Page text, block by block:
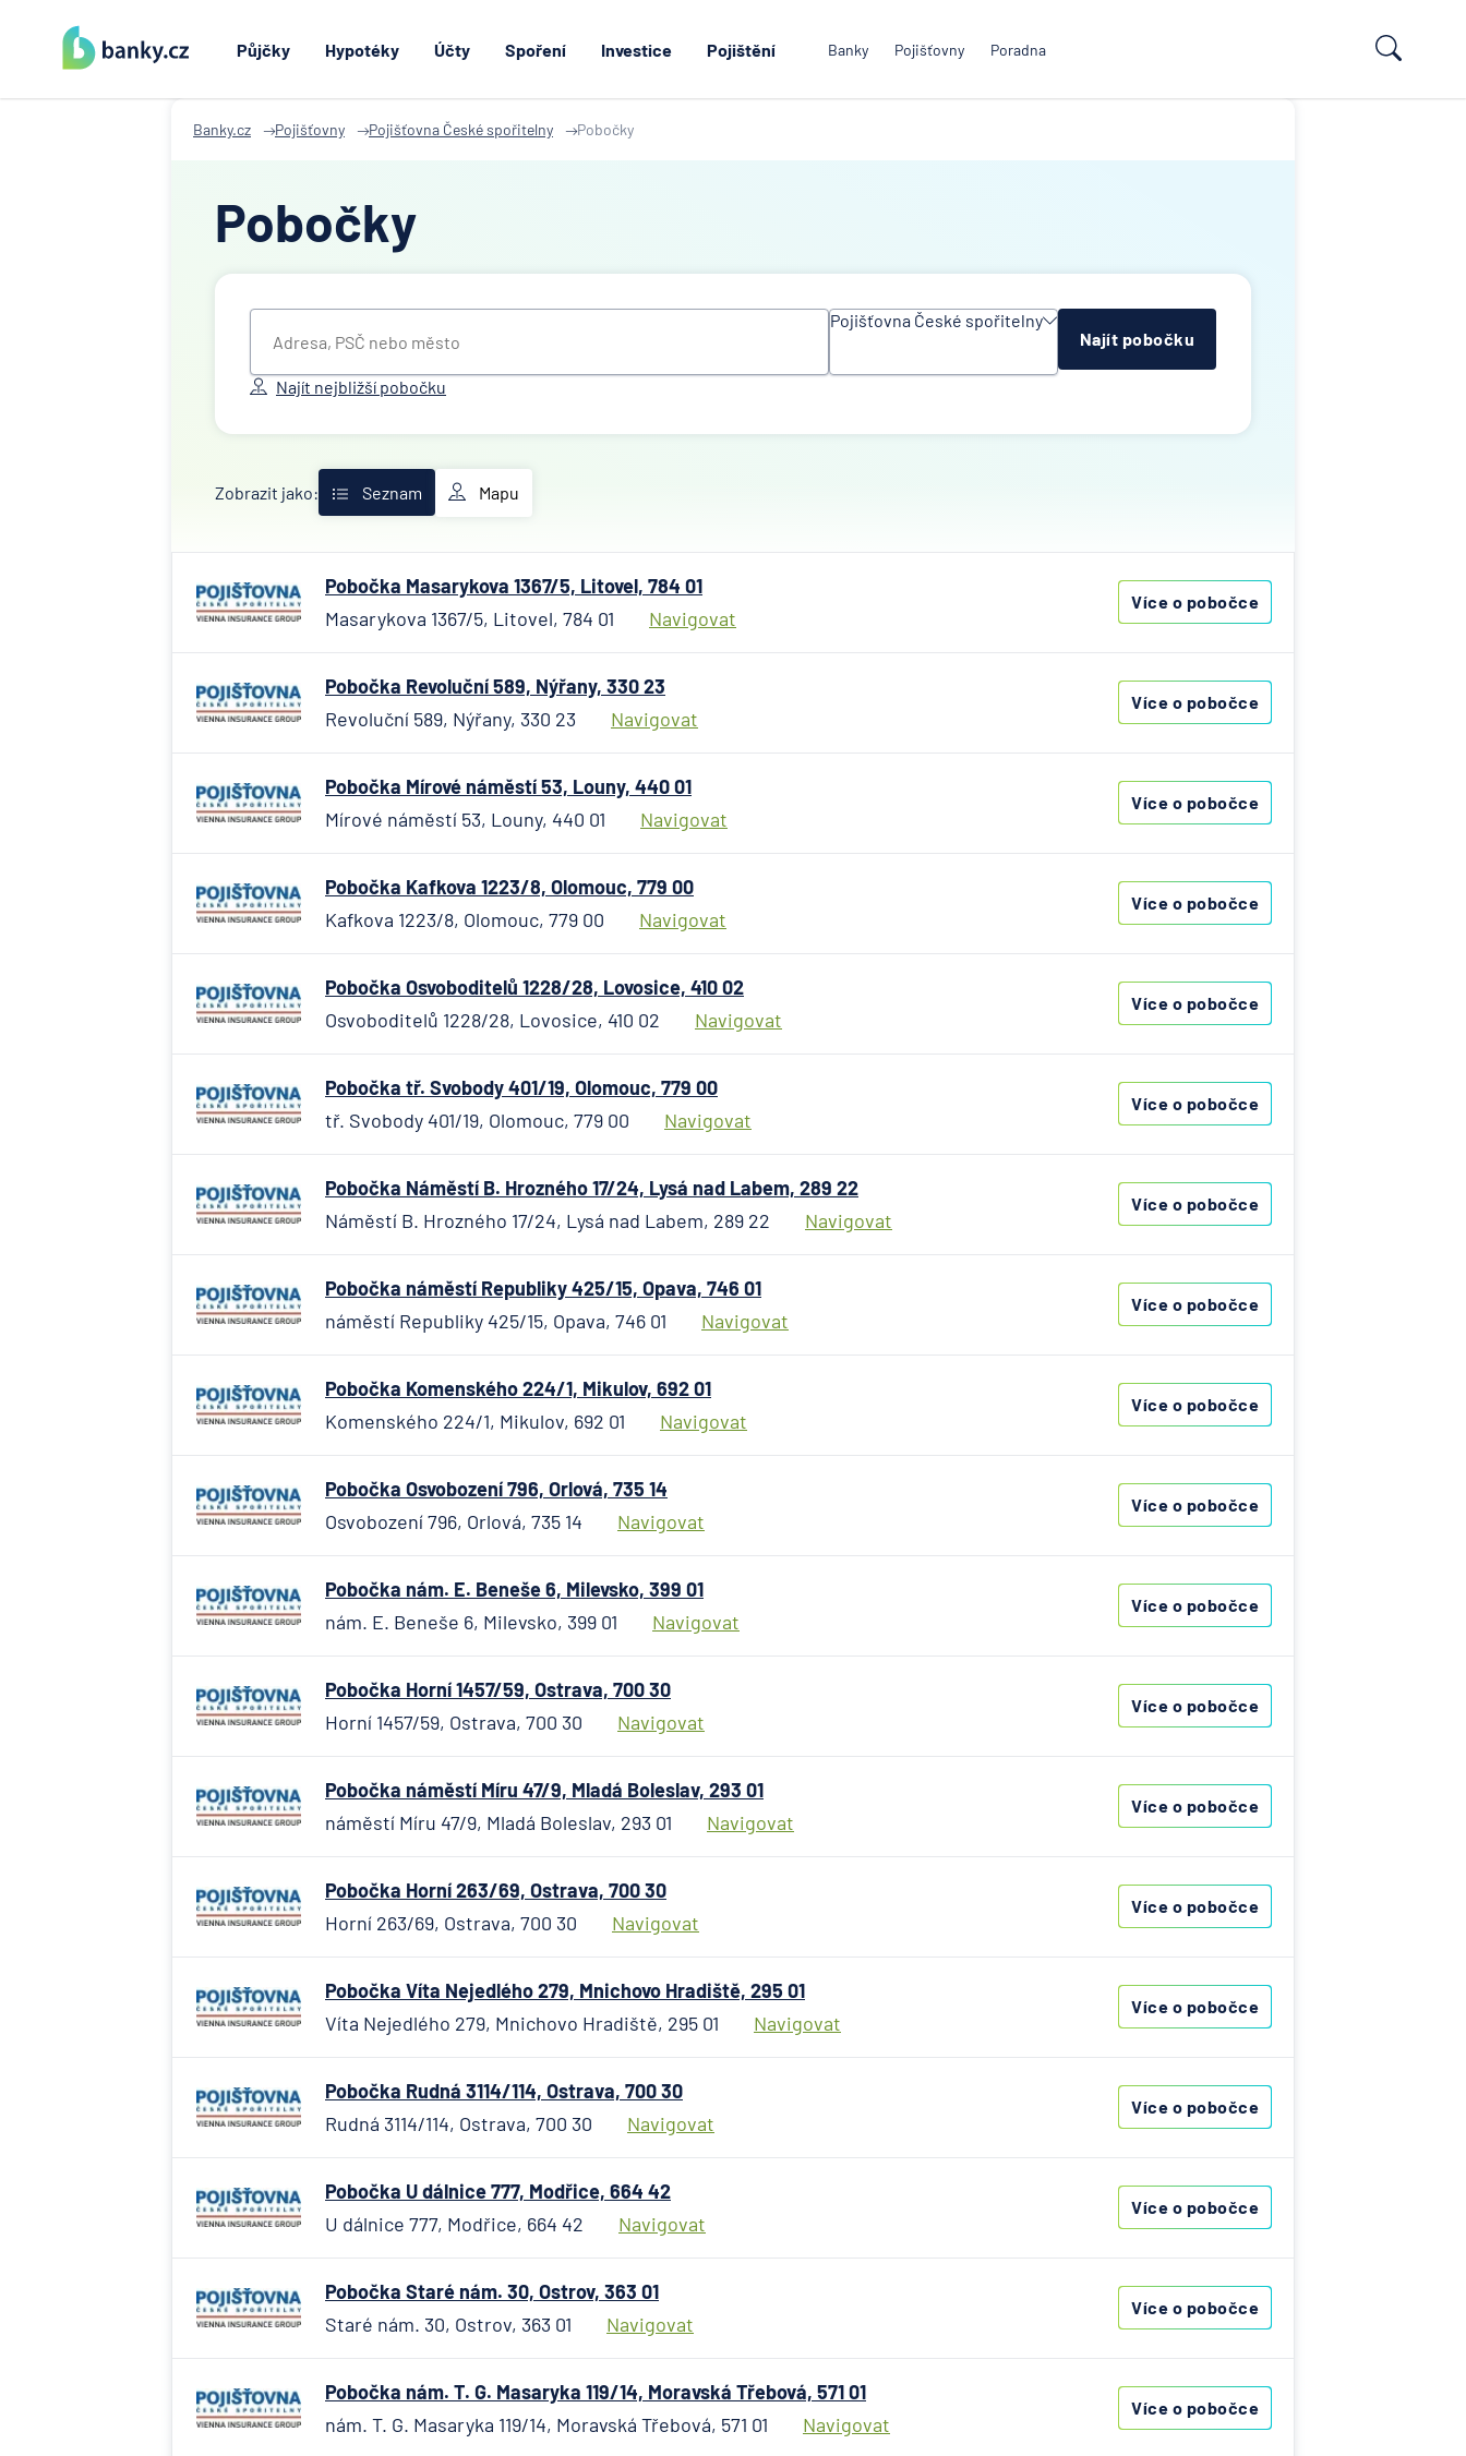
Půjčky Hypotéky Účty Spoření Investice Pojištění Banky Pojišťovny Poradna
Banky.cz Pojišťovny Pojišťovna České spořitelny Pobočky
Pobočky
Pojišťovna České spořitelny
ACE European Group
Air Bank
AWP P&C Česká
Banka Creditas
Česká spořitelna
Československá
Aktiengesellschaft
společnost
ČSOB Pojišťovna
ČSOB Poštovní
pobočka ERGO
Direct pojišťovna
HSBC Bank plc -
Národní rozvojová
NN Životná poisťovňa
Oberbank AG
Najít pobočku
Najít nejbližší pobočku
Zobrazit jako: Seznam Mapu
Pobočka Masarykova 1367/5, Litovel, 784 01
Masarykova 1367/5, Litovel, 784 01
Navigovat
Více o pobočce
Pobočka Revoluční 589, Nýřany, 330 23
Revoluční 589, Nýřany, 330 23
Navigovat
Více o pobočce
Pobočka Mírové náměstí 53, Louny, 440 01
Mírové náměstí 53, Louny, 440 01
Navigovat
Více o pobočce
Pobočka Kafkova 1223/8, Olomouc, 779 00
Kafkova 1223/8, Olomouc, 779 00
Navigovat
Více o pobočce
Pobočka Osvoboditelů 1228/28, Lovosice, 410 02
Osvoboditelů 1228/28, Lovosice, 410 02
Navigovat
Více o pobočce
Pobočka tř. Svobody 401/19, Olomouc, 779 00
tř. Svobody 401/19, Olomouc, 779 00
Navigovat
Více o pobočce
Pobočka Náměstí B. Hrozného 17/24, Lysá nad Labem, 289 22
Náměstí B. Hrozného 17/24, Lysá nad Labem, 289 22
Navigovat
Více o pobočce
Pobočka náměstí Republiky 425/15, Opava, 746 01
náměstí Republiky 425/15, Opava, 746 01
Navigovat
Více o pobočce
Pobočka Komenského 224/1, Mikulov, 692 01
Komenského 224/1, Mikulov, 692 01
Navigovat
Více o pobočce
Pobočka Osvobození 796, Orlová, 735 14
Osvobození 796, Orlová, 735 14
Navigovat
Více o pobočce
Pobočka nám. E. Beneše 6, Milevsko, 399 01
nám. E. Beneše 6, Milevsko, 399 01
Navigovat
Více o pobočce
Pobočka Horní 1457/59, Ostrava, 700 30
Horní 1457/59, Ostrava, 700 30
Navigovat
Více o pobočce
Pobočka náměstí Míru 47/9, Mladá Boleslav, 293 01
náměstí Míru 47/9, Mladá Boleslav, 293 01
Navigovat
Více o pobočce
Pobočka Horní 263/69, Ostrava, 700 30
Horní 263/69, Ostrava, 700 30
Navigovat
Více o pobočce
Pobočka Víta Nejedlého 279, Mnichovo Hradiště, 295 01
Víta Nejedlého 279, Mnichovo Hradiště, 295 01
Navigovat
Více o pobočce
Pobočka Rudná 3114/114, Ostrava, 700 30
Rudná 3114/114, Ostrava, 700 30
Navigovat
Více o pobočce
Pobočka U dálnice 777, Modřice, 664 42
U dálnice 777, Modřice, 664 42
Navigovat
Více o pobočce
Pobočka Staré nám. 30, Ostrov, 363 01
Staré nám. 30, Ostrov, 363 01
Navigovat
Více o pobočce
Pobočka nám. T. G. Masaryka 119/14, Moravská Třebová, 571 01
nám. T. G. Masaryka 119/14, Moravská Třebová, 571 01
Navigovat
Více o pobočce